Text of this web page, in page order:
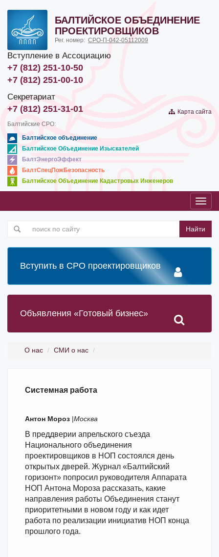
БАЛТИЙСКОЕ ОБЪЕДИНЕНИЕ
ПРОЕКТИРОВЩИКОВ
Рег. номер: СРО-П-042-05112009
Вступление в Ассоциацию
+7 (812) 251-10-50
+7 (812) 251-00-10
Секретариат
+7 (812) 251-31-01
Карта сайта
Балтийские СРО:
Балтийское объединение
Балтийское Объединение Изыскателей
БалтЭнергоЭффект
БалтСпецПожБезопасность
Балтийское Объединение Кадастровых Инженеров
Найти
Вступить в СРО проектировщиков
Объявления «Готовый бизнес»
О нас СМИ о нас
Системная работа
Антон Мороз |Москва
В преддверии апрельского съезда
Национального объединения
проектировщиков в НОП состоялся день
открытых дверей. Журнал «Балтийский
горизонт» попросил руководителя Аппарата
НОП Антона Мороза рассказать, какие
направления работы Объединения станут
приоритетными в новом году и как идет
работа по реализации инициатив НОП конца
прошлого года.